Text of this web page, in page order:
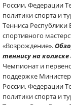
России, Федерации
политики спорта и
Тенниса
спортивного
«Возрождение».
теннису на коляске
Чемпионат и
поддержке
России, Федерации
политики спорта и